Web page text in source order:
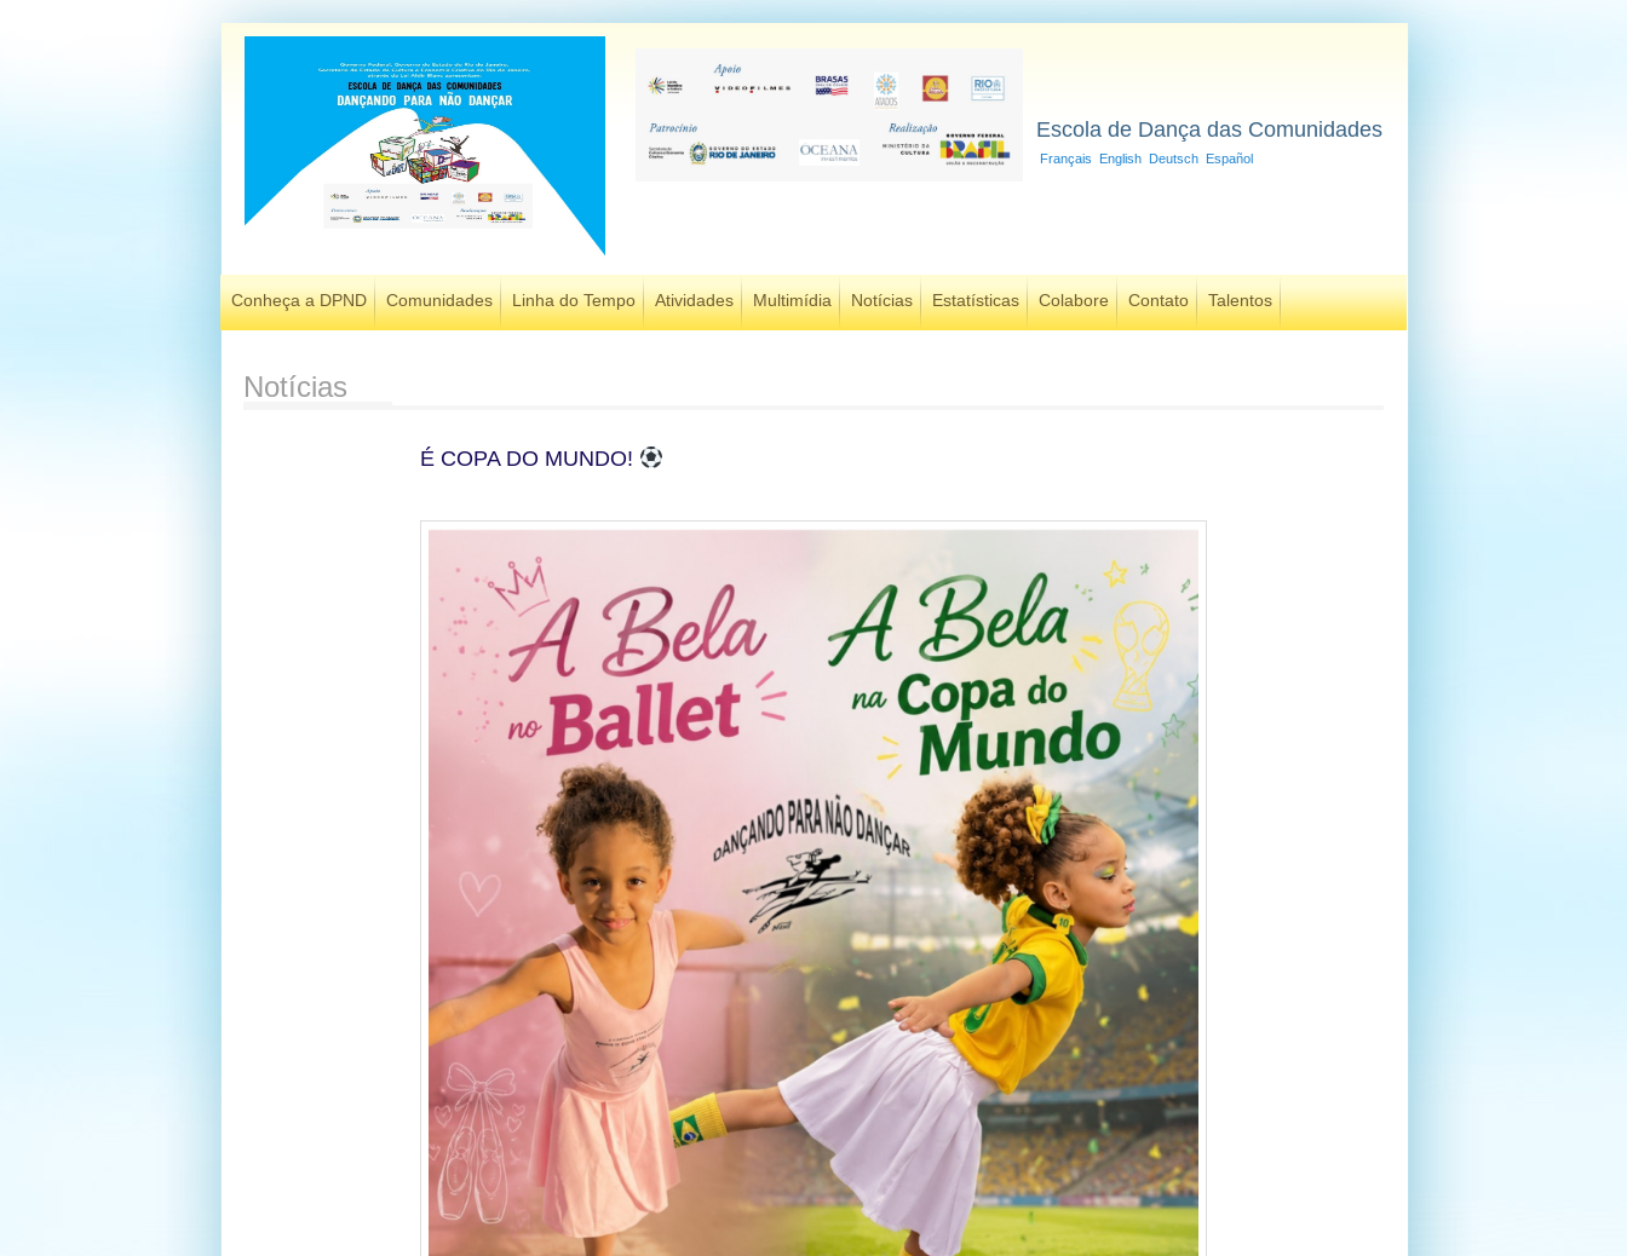
Escola de Dança das Comunidades
Français English Deutsch Español
Conheça a DPND Comunidades Linha do Tempo Atividades Multimídia Notícias Estatísticas Colabore Contato Talentos
Notícias
É COPA DO MUNDO!